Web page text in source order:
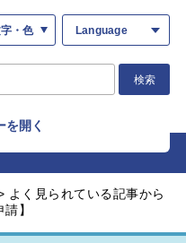
・色 Language
検索
を開く
よく見られている記事から
】